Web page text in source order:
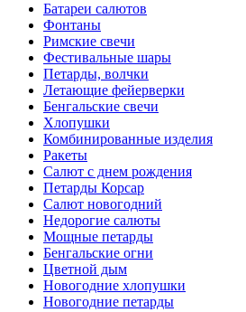
Батареи салютов
Фонтаны
Римские свечи
Фестивальные шары
Петарды, волчки
Летающие фейерверки
Бенгальские свечи
Хлопушки
Комбинированные изделия
Ракеты
Салют с днем рождения
Петарды Корсар
Салют новогодний
Недорогие салюты
Мощные петарды
Бенгальские огни
Цветной дым
Новогодние хлопушки
Новогодние петарды